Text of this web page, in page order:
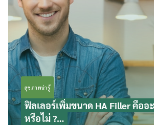
สุขภาพน่ารู้
ฟิลเลอร์เพิ่มขนาด HA Filler คืออ
หรือไม่ ?…